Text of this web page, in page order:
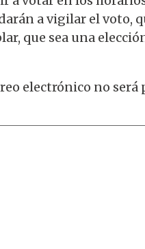
a vigilar el voto,
que sea una
electrónico no será